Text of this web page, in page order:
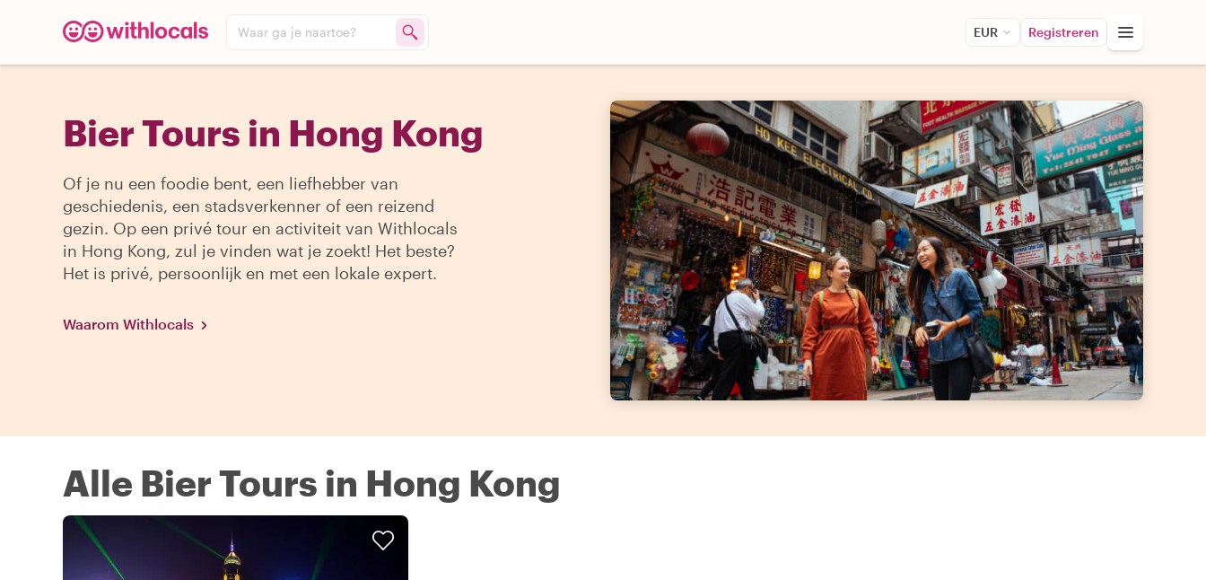
Waar ga je naartoe? EUR Registreren
Bier Tours in Hong Kong
Of je nu een foodie bent, een liefhebber van
geschiedenis, een stadsverkenner of een reizend
gezin. Op een privé tour en activiteit van Withlocals
in Hong Kong, zul je vinden wat je zoekt! Het beste?
Het is privé, persoonlijk en met een lokale expert.
Waarom Withlocals
Alle Bier Tours in Hong Kong